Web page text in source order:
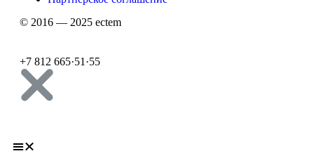
© 2016 — 2025 ectem
+7 812 665·51 ·55